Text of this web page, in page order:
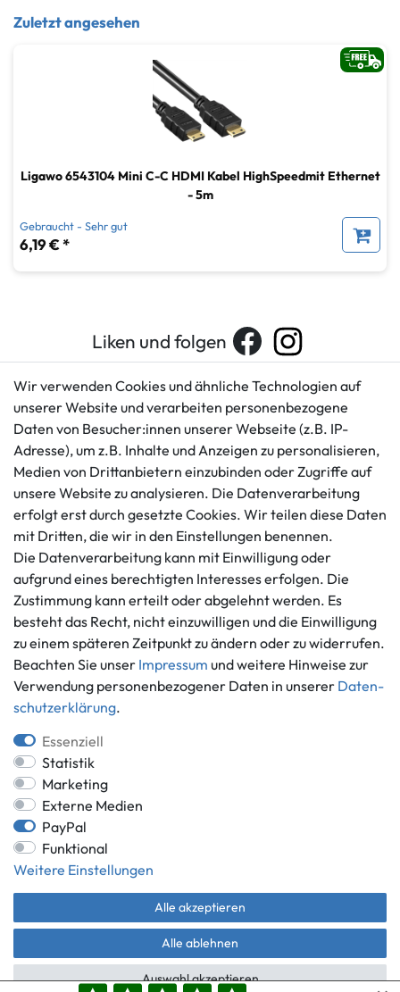
Zuletzt angesehen
Ligawo 6543104 Mini C-C HDMI Kabel HighSpeedmit Ethernet
- 5m
Gebraucht - Sehr gut
6,19 € *
Liken und folgen
Kundenservice
+49 421 596586
Mo. - Fr. 9 - 16 Uhr
info@gameworld.de
Kontaktformular
Rechtliches
AGB
Impressum
Datenschutzerklärung
Barrierefreiheitserklärung
Widerrufs­recht
Vertrag widerrufen
Informationen
Ankauf
Über uns
Häufig gestellte Fragen
Zahlung und Versand
Batterieentsorgung
Zahlungsmöglichkeiten
*Alle Preise inkl. gesetzlicher MwSt.,
** gilt für Lieferungen innerhalb Deutschlands, Lieferzeiten für andere
Länder entnehmen Sie bitte der Schaltfläche mit den
Versandinformationen.
© Game World 2026 | Alle Rechte vorbehalten.
Wir verwenden Cookies und ähnliche Technologien auf
unserer Website und verarbeiten personenbezogene
Daten von Besucher:innen unserer Webseite (z.B. IP-
Adresse), um z.B. Inhalte und Anzeigen zu personalisieren,
Medien von Drittanbietern einzubinden oder Zugriffe auf
unsere Website zu analysieren. Die Datenverarbeitung
erfolgt erst durch gesetzte Cookies. Wir teilen diese Daten
mit Dritten, die wir in den Einstellungen benennen.
Die Datenverarbeitung kann mit Einwilligung oder
aufgrund eines berechtigten Interesses erfolgen. Die
Zustimmung kann erteilt oder abgelehnt werden. Es
besteht das Recht, nicht einzuwilligen und die Einwilligung
zu einem späteren Zeitpunkt zu ändern oder zu widerrufen.
Beachten Sie unser Impressum und weitere Hinweise zur
Verwendung personenbezogener Daten in unserer Daten­
schutz­erklärung.
Essenziell
Statistik
Marketing
Externe Medien
PayPal
Funktional
Weitere Einstellungen
Alle akzeptieren
Alle ablehnen
Auswahl akzeptieren